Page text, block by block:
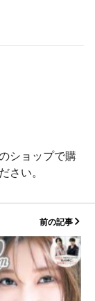
ショップで購
さい。
前の記事